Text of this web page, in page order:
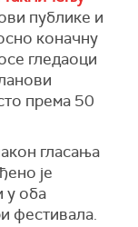
публике и
коначну
гледаоци
према 50
гласања
је
у оба
фестивала.